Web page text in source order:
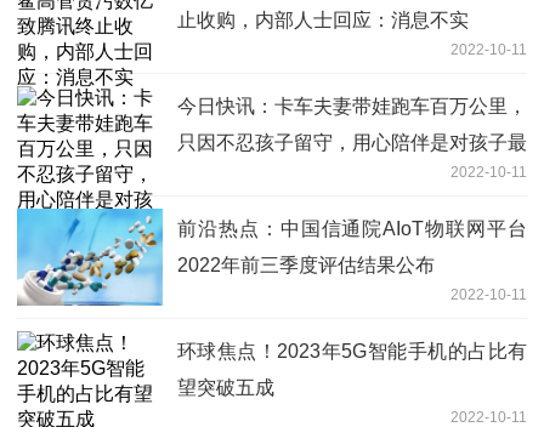
止收购，内部人士回应：消息不实
2022-10-11
今日快讯：卡车夫妻带娃跑车百万公里，
只因不忍孩子留守，用心陪伴是对孩子最
2022-10-11
前沿热点：中国信通院AIoT物联网平台
2022年前三季度评估结果公布
2022-10-11
环球焦点！2023年5G智能手机的占比有
望突破五成
2022-10-11